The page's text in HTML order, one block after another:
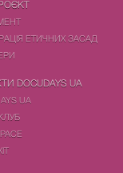
ЕТИЧНИХ ЗАСАД
DOCUDAYS UA
UA